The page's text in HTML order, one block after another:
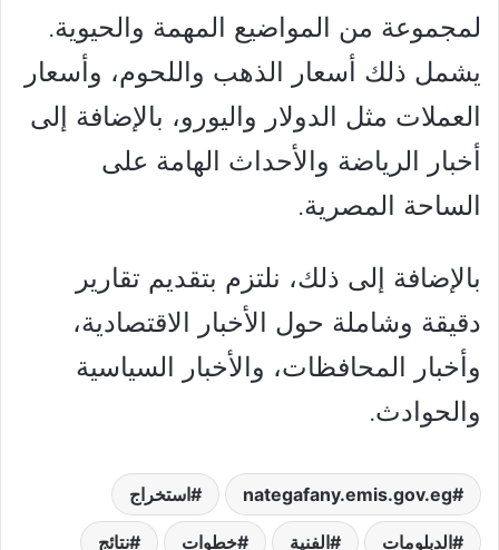
لمجموعة من المواضيع المهمة والحيوية.
يشمل ذلك أسعار الذهب واللحوم، وأسعار
العملات مثل الدولار واليورو، بالإضافة إلى
أخبار الرياضة والأحداث الهامة على
الساحة المصرية.
بالإضافة إلى ذلك، نلتزم بتقديم تقارير
دقيقة وشاملة حول الأخبار الاقتصادية،
وأخبار المحافظات، والأخبار السياسية
والحوادث.
nategafany.emis.gov.eg استخراج
الدبلومات الفنية خطوات نتائج